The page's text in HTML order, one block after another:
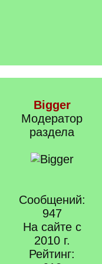
Bigger
Модератор
раздела
Сообщений:
947
На сайте с
2010 г.
Рейтинг: